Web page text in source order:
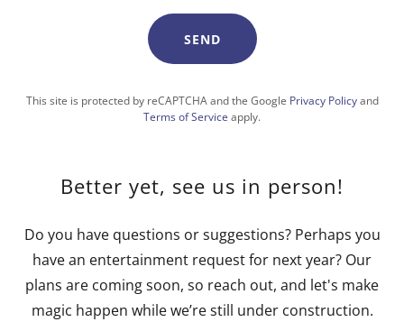
SEND
This site is protected by reCAPTCHA and the Google Privacy Policyand
Terms of Service apply.
Better yet, see us in person!
Do you have questions or suggestions? Perhaps you
have an entertainment request for next year? Our
plans are coming soon, so reach out, and let's make
magic happen while we’re still under construction.